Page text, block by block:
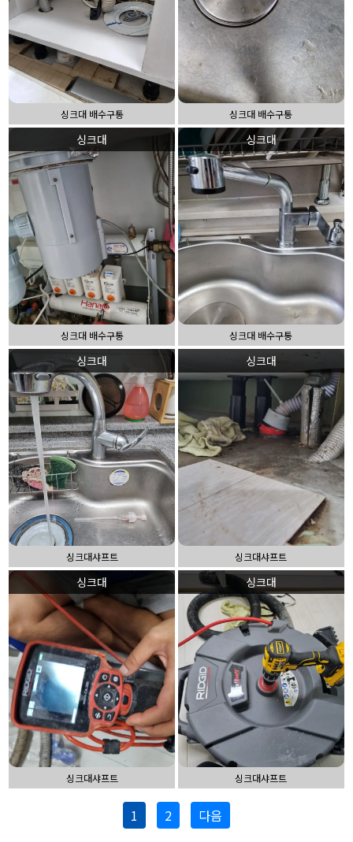
싱크대 배수구통 싱크대 배수구통
싱크대
싱크대 배수구통
싱크대
싱크대 배수구통
싱크대
싱크대샤프트
싱크대
싱크대샤프트
싱크대
싱크대샤프트
싱크대
싱크대샤프트
1 2 다음